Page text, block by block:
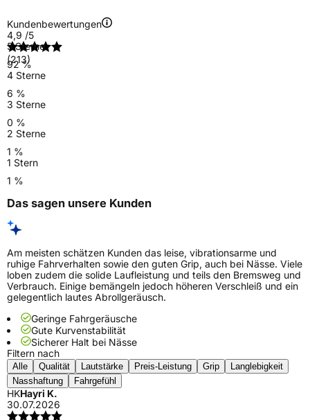
Kundenbewertungen
4,9 /5
(213)
5 Sterne
92 %
4 Sterne
6 %
3 Sterne
0 %
2 Sterne
1 %
1 Stern
1 %
Das sagen unsere Kunden
Am meisten schätzen Kunden das leise, vibrationsarme und
ruhige Fahrverhalten sowie den guten Grip, auch bei Nässe. Viele
loben zudem die solide Laufleistung und teils den Bremsweg und
Verbrauch. Einige bemängeln jedoch höheren Verschleiß und ein
gelegentlich lautes Abrollgeräusch.
Geringe Fahrgeräusche
Gute Kurvenstabilität
Sicherer Halt bei Nässe
Filtern nach
Alle Qualität Lautstärke Preis-Leistung Grip
Langlebigkeit
Nasshaftung
Fahrgefühl
HKHayri K.
30.07.2026